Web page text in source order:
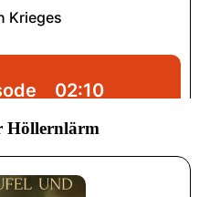
Höllernlärm